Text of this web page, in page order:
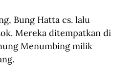
Bung Hatta cs. lalu
Mereka ditempatkan di
Menumbing milik